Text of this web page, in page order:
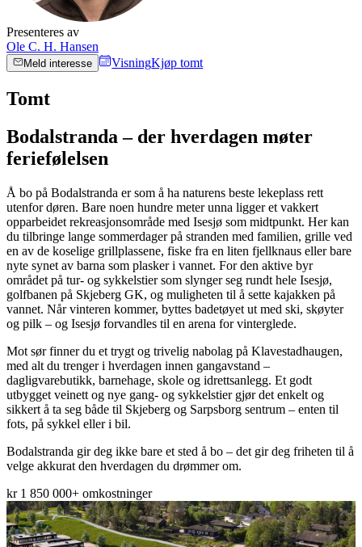
Presenteres av
Ole C. H. Hansen
Meld interesse VisningKjøp tomt
Tomt
Bodalstranda – der hverdagen møter
feriefølelsen
Å bo på Bodalstranda er som å ha naturens beste lekeplass rett
utenfor døren. Bare noen hundre meter unna ligger et vakkert
opparbeidet rekreasjonsområde med Isesjø som midtpunkt. Her kan
du tilbringe lange sommerdager på stranden med familien, grille ved
en av de koselige grillplassene, fiske fra en liten fjellknaus eller bare
nyte synet av barna som plasker i vannet. For den aktive byr
området på tur- og sykkelstier som slynger seg rundt hele Isesjø,
golfbanen på Skjeberg GK, og muligheten til å sette kajakken på
vannet. Når vinteren kommer, byttes badetøyet ut med ski, skøyter
og pilk – og Isesjø forvandles til en arena for vinterglede.
Mot sør finner du et trygt og trivelig nabolag på Klavestadhaugen,
med alt du trenger i hverdagen innen gangavstand –
dagligvarebutikk, barnehage, skole og idrettsanlegg. Et godt
utbygget veinett og nye gang- og sykkelstier gjør det enkelt og
sikkert å ta seg både til Skjeberg og Sarpsborg sentrum – enten til
fots, på sykkel eller i bil.
Bodalstranda gir deg ikke bare et sted å bo – det gir deg friheten til å
velge akkurat den hverdagen du drømmer om.
kr 1 850 000+ omkostninger